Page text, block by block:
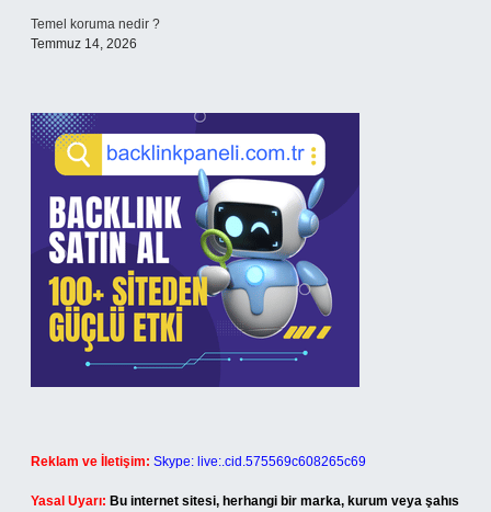
Temel koruma nedir ?
Temmuz 14, 2026
Reklam ve İletişim: Skype: live:.cid.575569c608265c69
Yasal Uyarı: Bu internet sitesi, herhangi bir marka, kurum veya şahıs